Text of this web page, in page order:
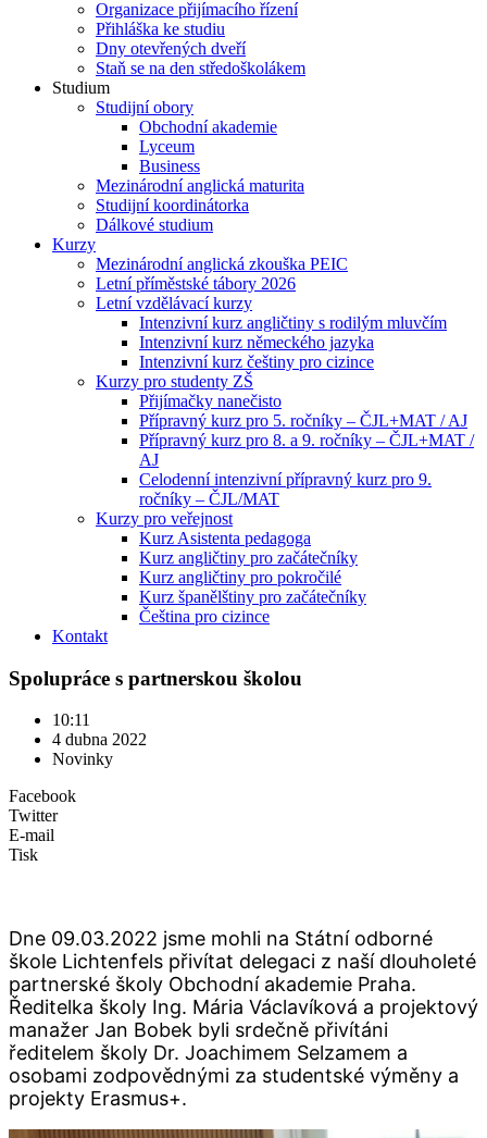
Organizace přijímacího řízení
Přihláška ke studiu
Dny otevřených dveří
Staň se na den středoškolákem
Studium
Studijní obory
Obchodní akademie
Lyceum
Business
Mezinárodní anglická maturita
Studijní koordinátorka
Dálkové studium
Kurzy
Mezinárodní anglická zkouška PEIC
Letní příměstské tábory 2026
Letní vzdělávací kurzy
Intenzivní kurz angličtiny s rodilým mluvčím
Intenzivní kurz německého jazyka
Intenzivní kurz češtiny pro cizince
Kurzy pro studenty ZŠ
Přijímačky nanečisto
Přípravný kurz pro 5. ročníky – ČJL+MAT / AJ
Přípravný kurz pro 8. a 9. ročníky – ČJL+MAT /
AJ
Celodenní intenzivní přípravný kurz pro 9.
ročníky – ČJL/MAT
Kurzy pro veřejnost
Kurz Asistenta pedagoga
Kurz angličtiny pro začátečníky
Kurz angličtiny pro pokročilé
Kurz španělštiny pro začátečníky
Čeština pro cizince
Kontakt
Spolupráce s partnerskou školou
10:11
4 dubna 2022
Novinky
Facebook
Twitter
E-mail
Tisk
Dne 09.03.2022 jsme mohli na Státní odborné
škole Lichtenfels přivítat delegaci z naší dlouholeté
partnerské školy Obchodní akademie Praha.
Ředitelka školy Ing. Mária Václavíková a projektový
manažer Jan Bobek byli srdečně přivítáni
ředitelem školy Dr. Joachimem Selzamem a
osobami zodpovědnými za studentské výměny a
projekty Erasmus+.